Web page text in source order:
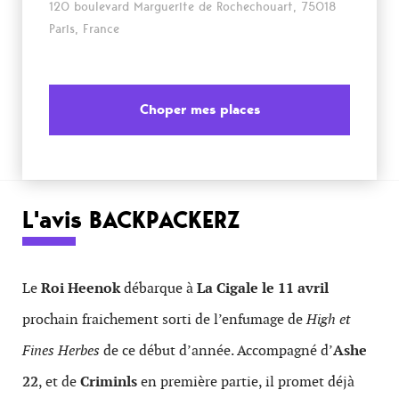
120 boulevard Marguerite de Rochechouart, 75018
Paris, France
Choper mes places
L'avis BACKPACKERZ
LeRoi Heenokdébarque àLa Cigale le 11 avril
prochain fraichement sorti de l’enfumage deHigh et
Fines Herbes de ce début d’année. Accompagné d’Ashe
22, et deCriminlsen première partie, il promet déjà